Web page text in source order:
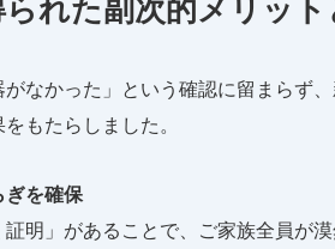
れた副次的メリット
なかった」という確認に留まらず
もたらしました。
ぎを確保
証明」があることで、ご家族全員が